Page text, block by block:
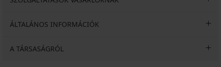
ÁLTALÁNOS INFORMÁCIÓK
A TÁRSASÁGRÓL